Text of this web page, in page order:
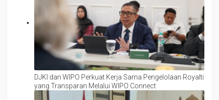
DJKI dan WIPO Perkuat Kerja Sama Pengelolaan Royalti
yang Transparan Melalui WIPO Connect